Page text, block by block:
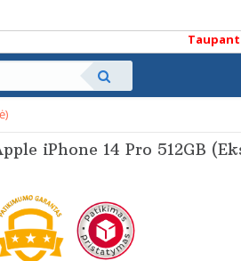
Taupant
iPhone 14 Pro 512GB